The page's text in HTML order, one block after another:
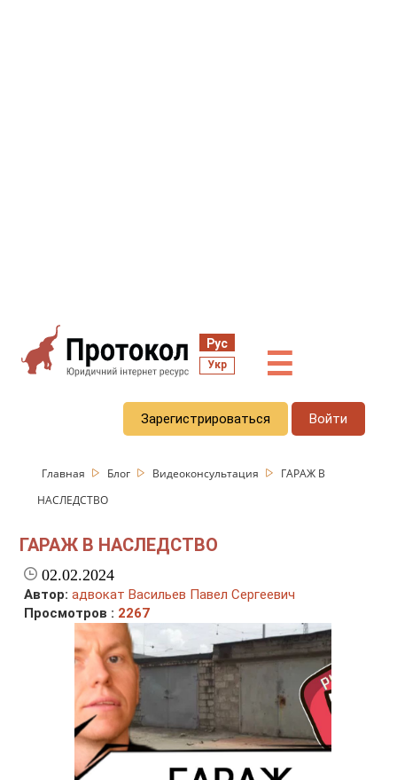
Рус
Укр ☰
Зарегистрироваться Войти
Главная Блог Видеоконсультация
ГАРАЖ В
НАСЛЕДСТВО
ГАРАЖ В НАСЛЕДСТВО
02.02.2024
Автор: адвокат Васильев Павел Сергеевич
Просмотров : 2267